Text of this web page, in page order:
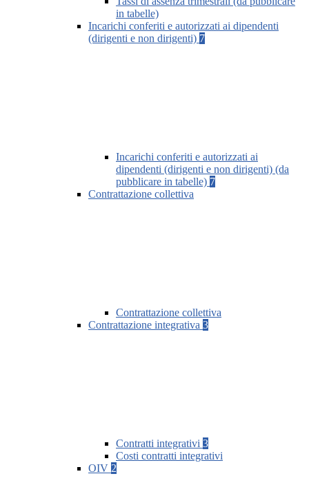
in tabelle)
Incarichi conferiti e autorizzati ai dipendenti
(dirigenti e non dirigenti) 7
Incarichi conferiti e autorizzati ai
dipendenti (dirigenti e non dirigenti) (da
pubblicare in tabelle) 7
Contrattazione collettiva
Contrattazione collettiva
Contrattazione integrativa 3
Contratti integrativi 3
Costi contratti integrativi
OIV 2